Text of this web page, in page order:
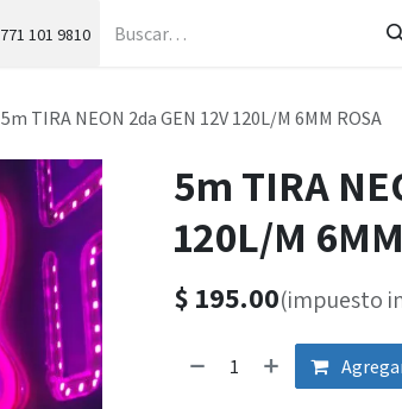
771 101 9810
5m TIRA NEON 2da GEN 12V 120L/M 6MM ROSA
5m TIRA
120L/M
$ 195.00(impuesto